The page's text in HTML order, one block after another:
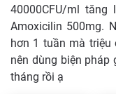
40000CFU/ml tăng
Amoxicilin 500mg.
hơn 1 tuần mà triệu
nên dùng biện
tháng rồi ạ